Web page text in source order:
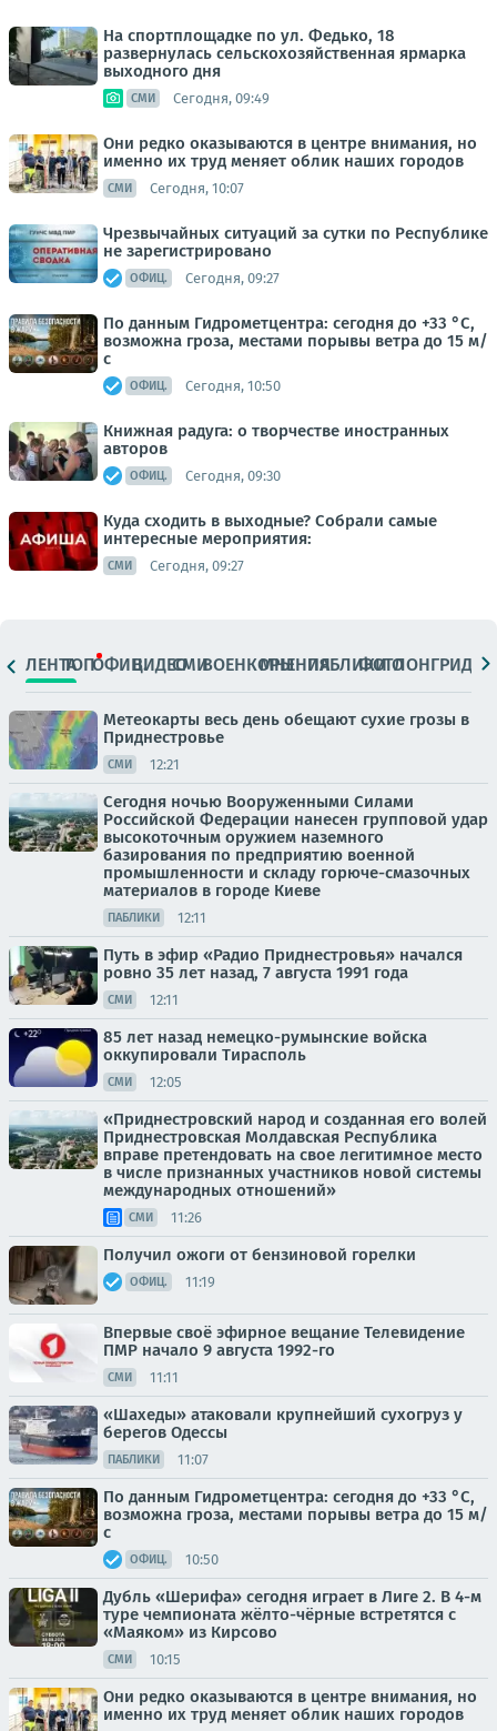
На спортплощадке по ул. Федько, 18
развернулась сельскохозяйственная ярмарка
выходного дня
СМИ Сегодня, 09:49
Они редко оказываются в центре внимания, но
именно их труд меняет облик наших городов
СМИ Сегодня, 10:07
Чрезвычайных ситуаций за сутки по Республике
не зарегистрировано
ОФИЦ. Сегодня, 09:27
По данным Гидрометцентра: сегодня до +33 °C,
возможна гроза, местами порывы ветра до 15 м/
с
ОФИЦ. Сегодня, 10:50
Книжная радуга: о творчестве иностранных
авторов
ОФИЦ. Сегодня, 09:30
Куда сходить в выходные? Собрали самые
интересные мероприятия:
СМИ Сегодня, 09:27
ЛЕНТАТОПОФИЦ.ВИДЕОСМИВОЕНКОРЫМНЕНИЯПАБЛИКИ
ФОТОЛОНГРИДЫ
Метеокарты весь день обещают сухие грозы в
Приднестровье
СМИ 12:21
Сегодня ночью Вооруженными Силами
Российской Федерации нанесен групповой удар
высокоточным оружием наземного
базирования по предприятию военной
промышленности и складу горюче-смазочных
материалов в городе Киеве
ПАБЛИКИ 12:11
Путь в эфир «Радио Приднестровья» начался
ровно 35 лет назад, 7 августа 1991 года
СМИ 12:11
85 лет назад немецко-румынские войска
оккупировали Тирасполь
СМИ 12:05
«Приднестровский народ и созданная его волей
Приднестровская Молдавская Республика
вправе претендовать на свое легитимное место
в числе признанных участников новой системы
международных отношений»
СМИ 11:26
Получил ожоги от бензиновой горелки
ОФИЦ. 11:19
Впервые своё эфирное вещание Телевидение
ПМР начало 9 августа 1992-го
СМИ 11:11
«Шахеды» атаковали крупнейший сухогруз у
берегов Одессы
ПАБЛИКИ 11:07
По данным Гидрометцентра: сегодня до +33 °C,
возможна гроза, местами порывы ветра до 15 м/
с
ОФИЦ. 10:50
Дубль «Шерифа» сегодня играет в Лиге 2. В 4-м
туре чемпионата жёлто-чёрные встретятся с
«Маяком» из Кирсово
СМИ 10:15
Они редко оказываются в центре внимания, но
именно их труд меняет облик наших городов